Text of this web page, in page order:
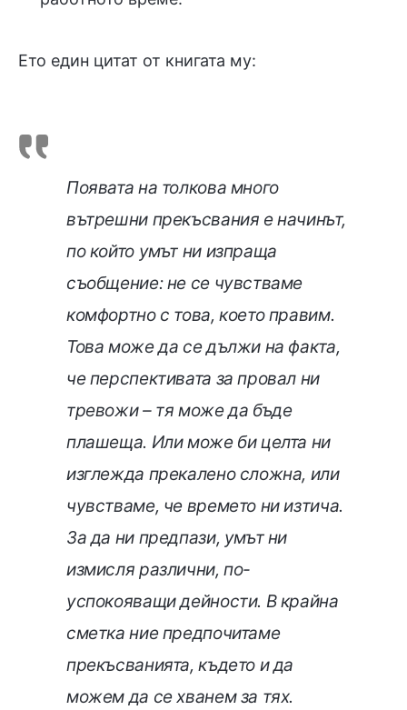
Ето един цитат от книгата му:
Появата на толкова много
вътрешни прекъсвания е начинът,
по който умът ни изпраща
съобщение: не се чувстваме
комфортно с това, което правим.
Това може да се дължи на факта,
че перспективата за провал ни
тревожи – тя може да бъде
плашеща. Или може би целта ни
изглежда прекалено сложна, или
чувстваме, че времето ни изтича.
За да ни предпази, умът ни
измисля различни, по-
успокояващи дейности. В крайна
сметка ние предпочитаме
прекъсванията, където и да
можем да се хванем за тях.